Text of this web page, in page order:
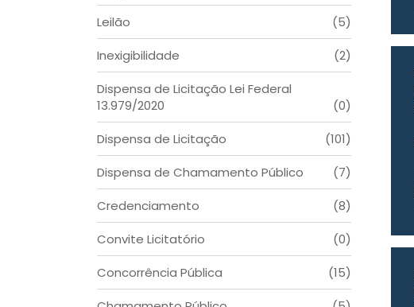
Leilão
(5)
Inexigibilidade
(2)
Dispensa de Licitação Lei Federal
13.979/2020
(0)
Dispensa de Licitação
(101)
Dispensa de Chamamento Público
(7)
Credenciamento
(8)
Convite Licitatório
(0)
Concorrência Pública
(15)